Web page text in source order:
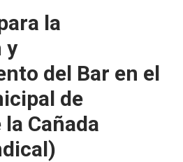
la
y
del Bar en el
de
Cañada